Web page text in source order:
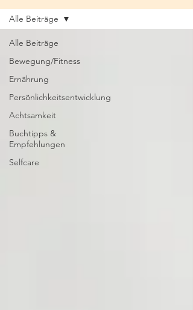
Alle Beiträge
Bewegung/Fitness
Ernährung
Persönlichkeitsentwicklung
Achtsamkeit
Buchtipps &
Empfehlungen
Selfcare
Alle Beiträge